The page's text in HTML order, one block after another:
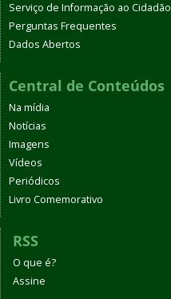
Serviço de Informação ao Cidadão
Perguntas Frequentes
Dados Abertos
Central de Conteúdos
Na mídia
Notícias
Imagens
Vídeos
Periódicos
Livro Comemorativo
RSS
O que é?
Assine